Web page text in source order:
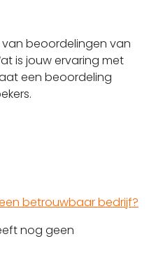
beoordelingen van
is jouw ervaring met
een beoordeling
een betrouwbaar bedrijf?
nog geen